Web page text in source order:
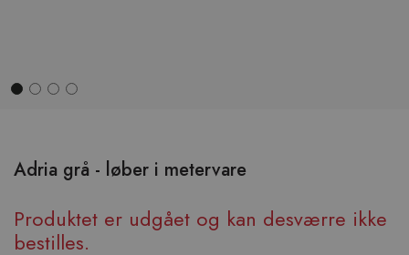
Adria grå - løber i metervare
Produktet er udgået og kan desværre ikke
bestilles.
begyndelsen
af